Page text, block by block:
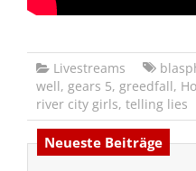
Livestreams
well, gears 5, greedfall,
river city girls, telling lies
Neueste Beiträge